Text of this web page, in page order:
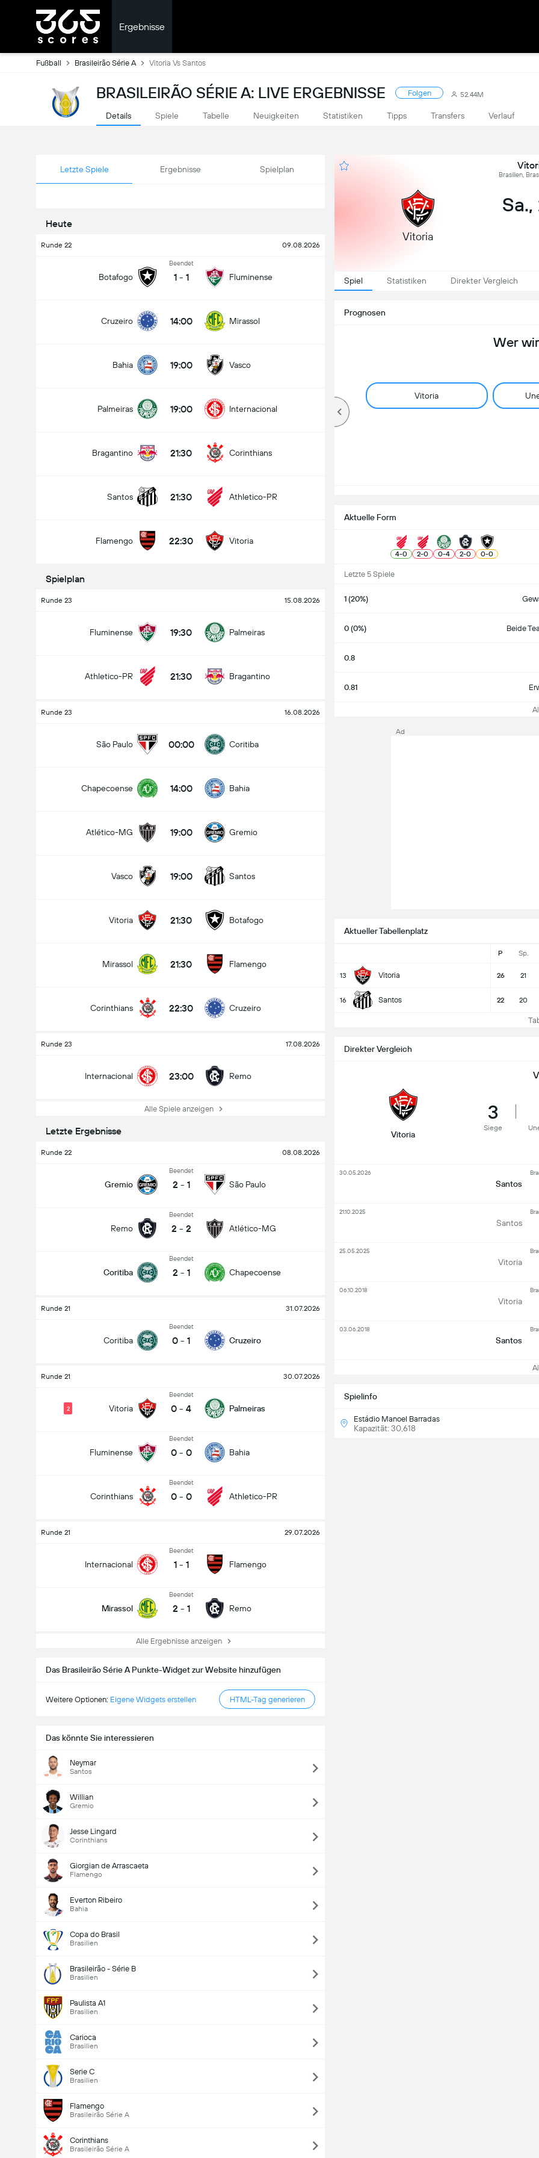
Ergebnisse
Fußball Brasileirão Série A Vitoria Vs Santos
BRASILEIRÃO SÉRIE A: LIVE ERGEBNISSE Folgen 52.44M
Details Spiele Tabelle Neuigkeiten Statistiken Tipps Transfers Verlauf
Letzte Spiele Ergebnisse Spielplan
Heute
Runde 22 09.08.2026
Botafogo
Beendet
1 - 1 Fluminense
Cruzeiro 14:00 Mirassol
Bahia 19:00 Vasco
Palmeiras 19:00 Internacional
Bragantino 21:30 Corinthians
Santos 21:30 Athletico-PR
Flamengo 22:30 Vitoria
Spielplan
Runde 23 15.08.2026
Fluminense 19:30 Palmeiras
Athletico-PR 21:30 Bragantino
Runde 23 16.08.2026
São Paulo 00:00 Coritiba
Chapecoense 14:00 Bahia
Atlético-MG 19:00 Gremio
Vasco 19:00 Santos
Vitoria 21:30 Botafogo
Mirassol 21:30 Flamengo
Corinthians 22:30 Cruzeiro
Runde 23 17.08.2026
Internacional 23:00 Remo
Alle Spiele anzeigen
Letzte Ergebnisse
Runde 22 08.08.2026
Gremio
Beendet
2 - 1 São Paulo
Remo
Beendet
2 - 2 Atlético-MG
Coritiba
Beendet
2 - 1 Chapecoense
Runde 21 31.07.2026
Coritiba
Beendet
0 - 1 Cruzeiro
Runde 21 30.07.2026
Vitoria
2
Beendet
0 - 4 Palmeiras
Fluminense
Beendet
0 - 0 Bahia
Corinthians
Beendet
0 - 0 Athletico-PR
Runde 21 29.07.2026
Internacional
Beendet
1 - 1 Flamengo
Mirassol
Beendet
2 - 1 Remo
Alle Ergebnisse anzeigen
Das Brasileirão Série A Punkte-Widget zur Website hinzufügen
Weitere Optionen: Eigene Widgets erstellen HTML-Tag generieren
Das könnte Sie interessieren
Neymar
Santos
Willian
Gremio
Jesse Lingard
Corinthians
Giorgian de Arrascaeta
Flamengo
Everton Ribeiro
Bahia
Copa do Brasil
Brasilien
Brasileirão - Série B
Brasilien
Paulista A1
Brasilien
Carioca
Brasilien
Serie C
Brasilien
Flamengo
Brasileirão Série A
Corinthians
Brasileirão Série A
Brasilien,
Vitoria
Sa.,
Spiel Statistiken Direkter Vergleich
Prognosen
Wer
Vitoria
Aktuelle Form
4-0 2-0 0-4 2-0 0-0
Letzte 5 Spiele
1 (20%)
0 (0%) Beide
0.8
0.81
Aktueller Tabellenplatz
P Sp.
13 Vitoria 26 21
16 Santos 22 20
Spielinfo
Estádio Manoel Barradas
Kapazität: 30,618
Direkter Vergleich
Vitoria
3
Siege
Santos
30.05.2026
Santos
21.10.2025
Vitoria
25.05.2025
Vitoria
06.10.2018
Santos
03.06.2018
Ad